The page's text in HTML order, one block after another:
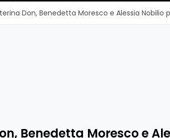
Don, Benedetta Moresco e Alessia Nobilio
Benedetta Moresco e